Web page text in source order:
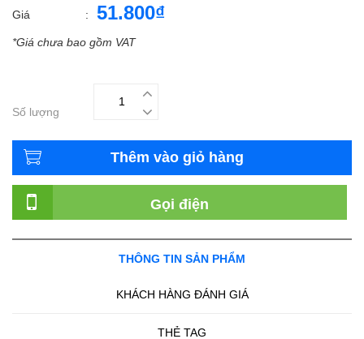
Giá
: 51.800₫
*Giá chưa bao gồm VAT
Số lượng
Thêm vào giỏ hàng
Gọi điện
THÔNG TIN SẢN PHẨM
KHÁCH HÀNG ĐÁNH GIÁ
THẺ TAG